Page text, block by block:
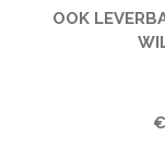
OOK